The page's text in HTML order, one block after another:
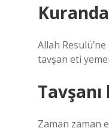
Allah
tavşan eti
Zaman zaman